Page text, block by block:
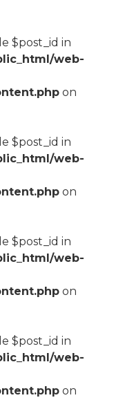
$post_id in
web-
on
$post_id in
web-
on
$post_id in
web-
on
$post_id in
web-
on